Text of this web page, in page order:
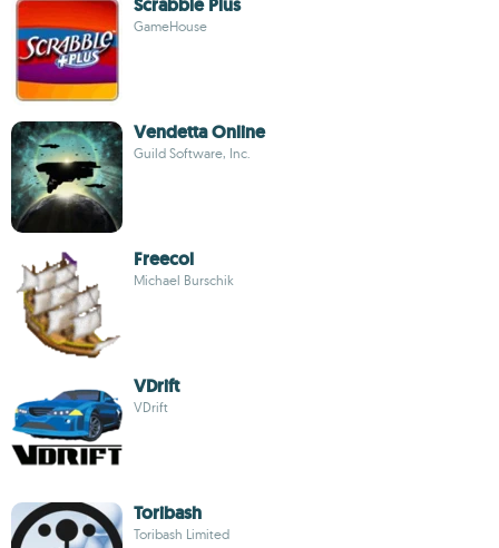
Scrabble Plus
GameHouse
Vendetta Online
Guild Software, Inc.
Freecol
Michael Burschik
VDrift
VDrift
Toribash
Toribash Limited